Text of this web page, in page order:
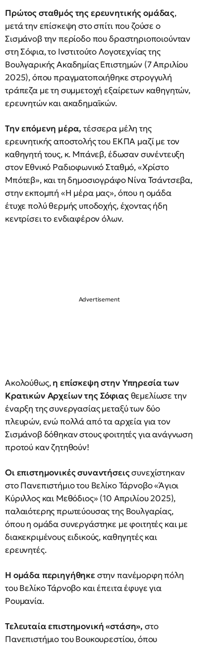
Πρώτος σταθμός της ερευνητικής ομάδας,
μετά την επίσκεψη στο σπίτι που ζούσε ο
Σισμάνοβ την περίοδο που δραστηριοποιούνταν
στη Σόφια, το Ινστιτούτο Λογοτεχνίας της
Βουλγαρικής Ακαδημίας Επιστημών (7 Απριλίου
2025), όπου πραγματοποιήθηκε στρογγυλή
τράπεζα με τη συμμετοχή εξαίρετων καθηγητών,
ερευνητών και ακαδημαϊκών.
Την επόμενη μέρα, τέσσερα μέλη της
ερευνητικής αποστολής του ΕΚΠΑ μαζί με τον
καθηγητή τους, κ. Μπάνεβ, έδωσαν συνέντευξη
στον Εθνικό Ραδιοφωνικό Σταθμό, «Χρίστο
Μπότεβ», και τη δημοσιογράφο Νίνα Τσάντσεβα,
στην εκπομπή «Η μέρα μας», όπου η ομάδα
έτυχε πολύ θερμής υποδοχής, έχοντας ήδη
κεντρίσει το ενδιαφέρον όλων.
Ακολούθως,η επίσκεψη στην Υπηρεσία των
Κρατικών Αρχείων της Σόφιαςθεμελίωσε την
έναρξη της συνεργασίας μεταξύ των δύο
πλευρών, ενώ πολλά από τα αρχεία για τον
Σισμάνοβ δόθηκαν στους φοιτητές για ανάγνωση
προτού καν ζητηθούν!
Οι επιστημονικές συναντήσειςσυνεχίστηκαν
στο Πανεπιστήμιο του Βελίκο Τάρνοβο «Άγιοι
Κύριλλος και Μεθόδιος» (10 Απριλίου 2025),
παλαιότερης πρωτεύουσας της Βουλγαρίας,
όπου η ομάδα συνεργάστηκε με φοιτητές και με
διακεκριμένους ειδικούς, καθηγητές και
ερευνητές.
Η ομάδα περιηγήθηκεστην πανέμορφη πόλη
του Βελίκο Τάρνοβο και έπειτα έφυγε για
Ρουμανία.
Τελευταία επιστημονική «στάση», στο
Πανεπιστήμιο του Βουκουρεστίου, όπου